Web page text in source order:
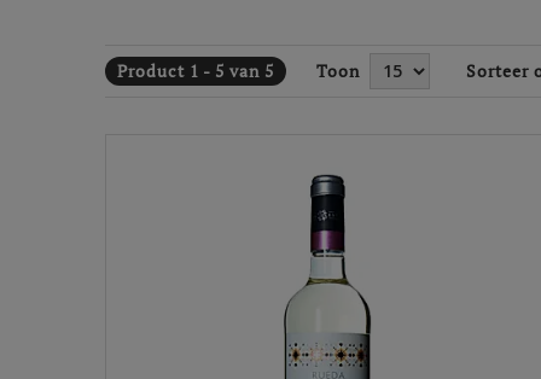
Tijdens een onzekere periode, een jaar
starten. Aangemoedigd door de dorpsdokter
in 1939 officieel vestigt. In 1950 lanceert de
De jaren zeventig staan in het teken van
de DO Rueda waarvan hij tussen 1992 en
flinke duw geeft. Dat blijft hij 40 jaar doen. In
internationale uitbreiding in de jaren negentig.
Product 1 - 5 van 5 Toon Sorteer